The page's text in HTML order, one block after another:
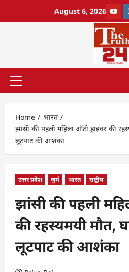
August 6, 2026
Home
भारत
झांसी की पहली महिला ऑटो ड्राइवर की
लूटपाट की आशंका
उत्तर प्रदेश जुर्म भारत राष्ट्रीय
झांसी की पहली
की रहस्यमयी मौत,
लूटपाट की आशंका